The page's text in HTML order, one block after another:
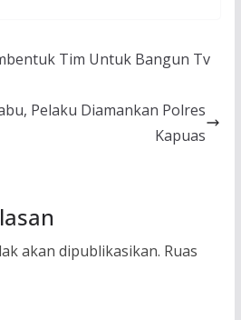
Tim Untuk Bangun Tv
Pelaku Diamankan Polres
Kapuas
akan dipublikasikan. Ruas